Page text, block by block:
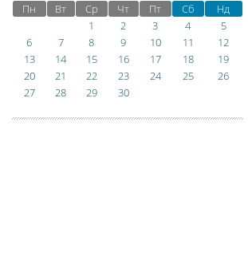
Пн Вт Ср Чт Пт Сб
Нд
1
2 3 4
5
6
7 8 9 10 11
12
13
14 15 16 17 18
19
20
21 22 23 24 25
26
27
28 29 30